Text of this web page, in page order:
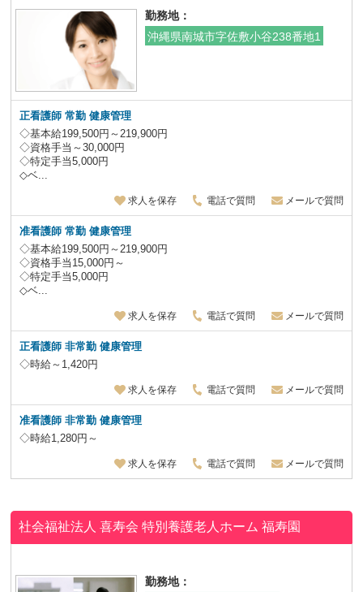
勤務地：
沖縄県南城市字佐敷小谷238番地1
正看護師 常勤 健康管理
◇基本給199,500円～219,900円
◇資格手当～30,000円
◇特定手当5,000円
◇ベ...
求人を保存 電話で質問 メールで質問
准看護師 常勤 健康管理
◇基本給199,500円～219,900円
◇資格手当15,000円～
◇特定手当5,000円
◇ベ...
求人を保存 電話で質問 メールで質問
正看護師 非常勤 健康管理
◇時給～1,420円
求人を保存 電話で質問 メールで質問
准看護師 非常勤 健康管理
◇時給1,280円～
求人を保存 電話で質問 メールで質問
社会福祉法人 喜寿会 特別養護老人ホーム 福寿園
勤務地：